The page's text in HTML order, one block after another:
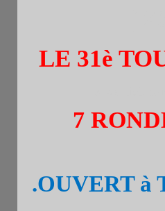
LE 31è
7
.OUVERT à